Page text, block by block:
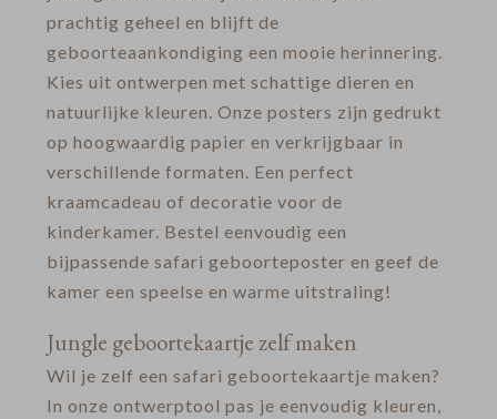
prachtig geheel en blijft de
geboorteaankondiging een mooie herinnering.
Kies uit ontwerpen met schattige dieren en
natuurlijke kleuren. Onze posters zijn gedrukt
op hoogwaardig papier en verkrijgbaar in
verschillende formaten. Een perfect
kraamcadeau of decoratie voor de
kinderkamer. Bestel eenvoudig een
bijpassende safari geboorteposter en geef de
kamer een speelse en warme uitstraling!
Jungle geboortekaartje zelf maken
Wil je zelf een safari geboortekaartje maken?
In onze ontwerptool pas je eenvoudig kleuren,